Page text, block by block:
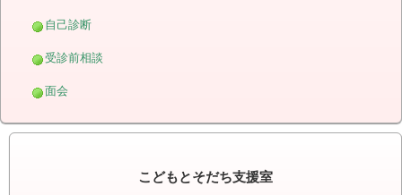
自己診断
受診前相談
面会
こどもとそだち支援室